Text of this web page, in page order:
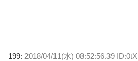
199: 2018/04/11(水) 08:52:56.39